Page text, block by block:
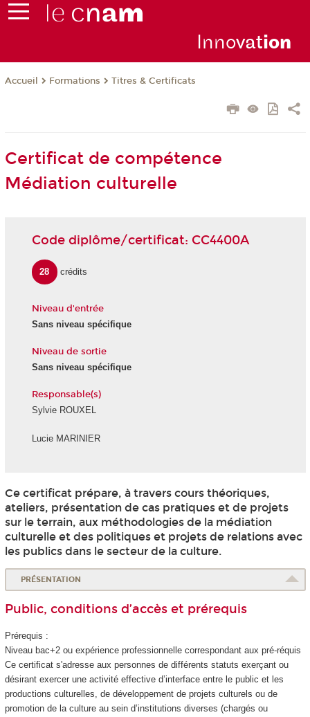
Innovation
Accueil Formations Titres & Certificats
Certificat de compétence
Médiation culturelle
Code diplôme/certificat: CC4400A
28 crédits
Niveau d'entrée
Sans niveau spécifique
Niveau de sortie
Sans niveau spécifique
Responsable(s)
Sylvie ROUXEL
Lucie MARINIER
Ce certificat prépare, à travers cours théoriques,
ateliers, présentation de cas pratiques et de projets
sur le terrain, aux méthodologies de la médiation
culturelle et des politiques et projets de relations avec
les publics dans le secteur de la culture.
PRÉSENTATION
Public, conditions d’accès et prérequis
Prérequis :
Niveau bac+2 ou expérience professionnelle correspondant aux pré-réquis
Ce certificat s'adresse aux personnes de différents statuts exerçant ou
désirant exercer une activité effective d’interface entre le public et les
productions culturelles, de développement de projets culturels ou de
promotion de la culture au sein d’institutions diverses (chargés ou